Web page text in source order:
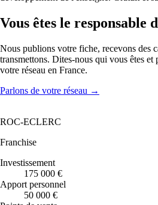
Vous êtes le responsable
Nous publions votre fiche, recevons des
transmettons. Dites-nous qui vous êtes
votre réseau en France.
Parlons de votre réseau →
ROC-ECLERC
Franchise
Investissement
175 000 €
Apport personnel
50 000 €